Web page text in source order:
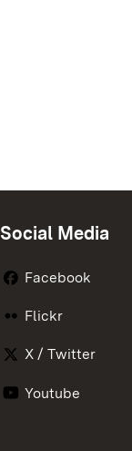
Social Media
Facebook
Flickr
X / Twitter
Youtube